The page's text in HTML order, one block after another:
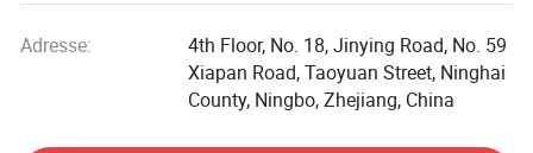
Environmental protection Technology. J'ai vécu dans un
petit village de montagne depuis que j'étais enfant. Au
printemps, la montagne arrière est pleine de fleurs de
Adresse:
4th Floor, No. 18, Jinying Road, No. 59
Xiapan Road, Taoyuan Street, Ninghai
County, Ningbo, Zhejiang, China